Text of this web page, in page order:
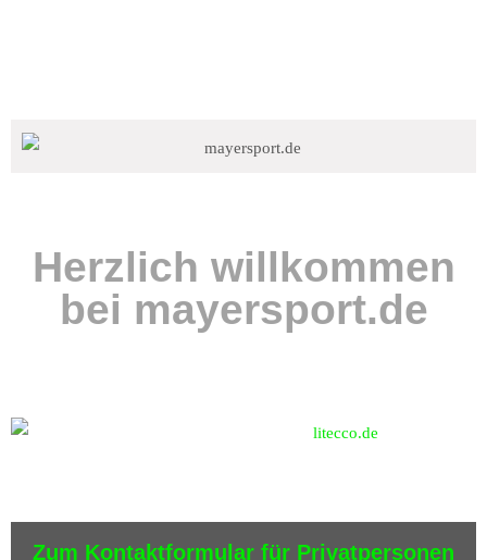
Herzlich willkommen
bei mayersport.de
Zum Kontaktformular für Privatpersonen